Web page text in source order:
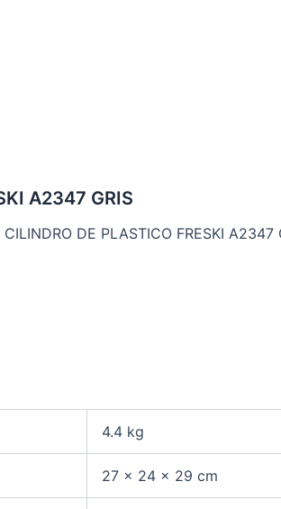
A2347 GRIS
DE PLASTICO FRESKI A2347
4.4 kg
27 × 24 × 29 cm